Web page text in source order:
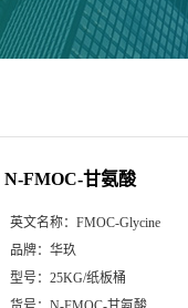
N-FMOC-甘氨酸
英文名称： FMOC-Glycine
品牌： 华玖
型号： 25KG/纸板桶